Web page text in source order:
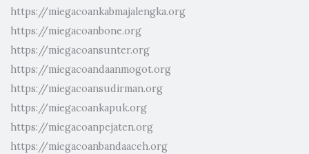
https://miegacoankabmajalengka.org
https://miegacoanbone.org
https://miegacoansunter.org
https://miegacoandaanmogot.org
https://miegacoansudirman.org
https://miegacoankapuk.org
https://miegacoanpejaten.org
https://miegacoanbandaaceh.org